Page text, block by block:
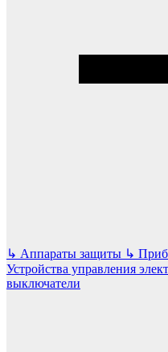
↳ Аппараты защиты ↳
Устройства управления
выключатели